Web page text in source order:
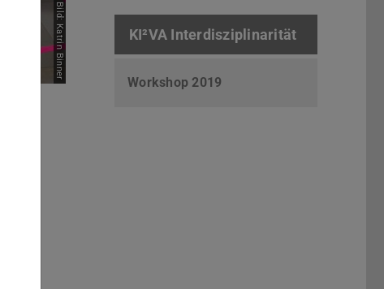
Bild: Katrin Binner KI²VA Interdisziplinarität
Workshop 2019